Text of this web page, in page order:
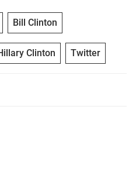
Bill Clinton
Clinton Twitter